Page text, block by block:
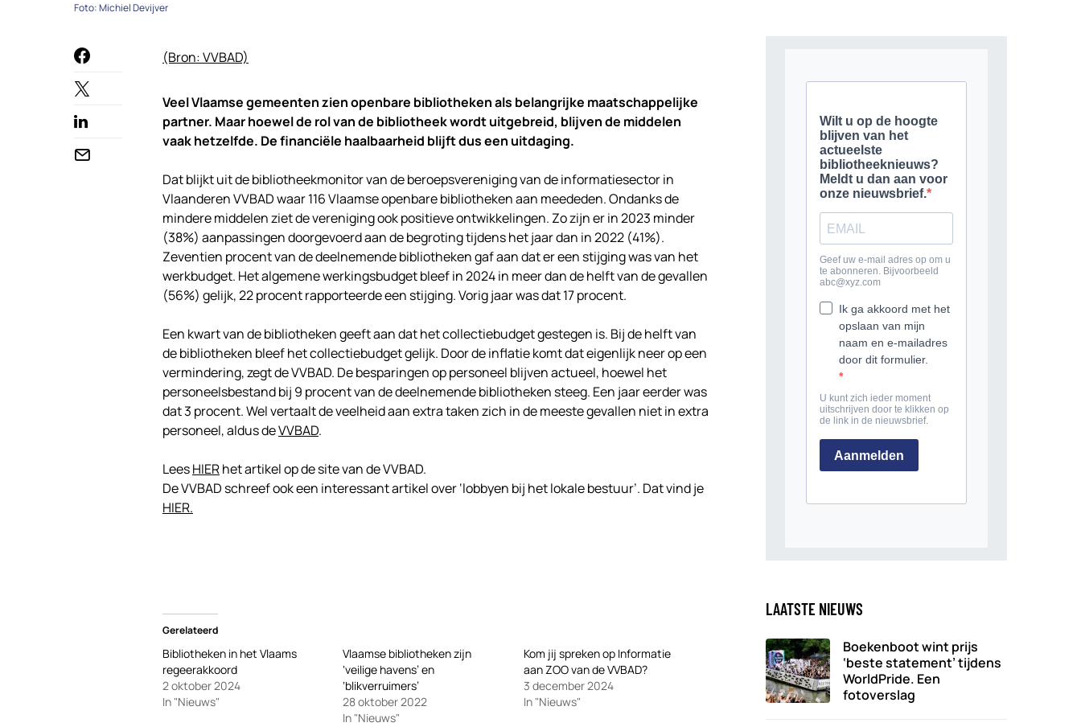
Foto: Michiel Devijver
(Bron: VVBAD)
Veel Vlaamse gemeenten zien openbare bibliotheken als belangrijke maatschappelijke
partner. Maar hoewel de rol van de bibliotheek wordt uitgebreid, blijven de middelen
vaak hetzelfde. De financiële haalbaarheid blijft dus een uitdaging.
Dat blijkt uit de bibliotheekmonitor van de beroepsvereniging van de informatiesector in
Vlaanderen VVBAD waar 116 Vlaamse openbare bibliotheken aan meededen. Ondanks de
mindere middelen ziet de vereniging ook positieve ontwikkelingen. Zo zijn er in 2023 minder
(38%) aanpassingen doorgevoerd aan de begroting tijdens het jaar dan in 2022 (41%).
Zeventien procent van de deelnemende bibliotheken gaf aan dat er een stijging was van het
werkbudget. Het algemene werkingsbudget bleef in 2024 in meer dan de helft van de gevallen
(56%) gelijk, 22 procent rapporteerde een stijging. Vorig jaar was dat 17 procent.
Een kwart van de bibliotheken geeft aan dat het collectiebudget gestegen is. Bij de helft van
de bibliotheken bleef het collectiebudget gelijk. Door de inflatie komt dat eigenlijk neer op een
vermindering, zegt de VVBAD. De besparingen op personeel blijven actueel, hoewel het
personeelsbestand bij 9 procent van de deelnemende bibliotheken steeg. Een jaar eerder was
dat 3 procent. Wel vertaalt de veelheid aan extra taken zich in de meeste gevallen niet in extra
personeel, aldus deVVBAD.
LeesHIERhet artikel op de site van de VVBAD.
De VVBAD schreef ook een interessant artikel over ‘lobbyen bij het lokale bestuur’. Dat vind je
HIER.
Gerelateerd
Bibliotheken in het Vlaams
regeerakkoord
2 oktober 2024
In "Nieuws"
Vlaamse bibliotheken zijn
‘veilige havens’ en
‘blikverruimers’
28 oktober 2022
In "Nieuws"
Kom jij spreken op Informatie
aan ZOO van de VVBAD?
3 december 2024
In "Nieuws"
LAATSTE NIEUWS
Boekenboot wint prijs
‘beste statement’ tijdens
WorldPride. Een
fotoverslag